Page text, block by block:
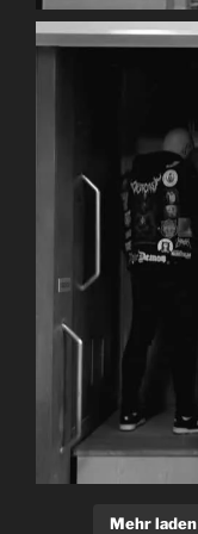
Mehr laden